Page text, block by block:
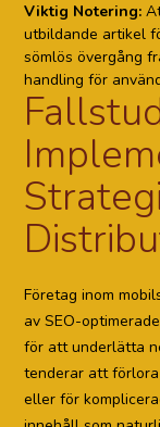
Viktig Notering:
utbildande artikel
sömlös övergång
handling för
Företag inom
av SEO-
för att underlätta
tenderar att
eller för